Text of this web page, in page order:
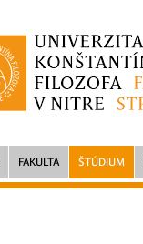
FAKULTA ŠTÚDIUM